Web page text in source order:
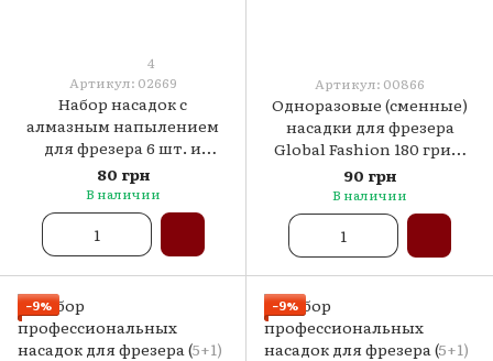
4
Артикул: 02669
Набор насадок с
алмазным напылением
для фрезера 6 шт. и
сменные колпачки 6 шт.
80 грн
В наличии
Артикул: 00866
Одноразовые (сменные)
насадки для фрезера
Global Fashion 180 грит,
50 шт.
90 грн
В наличии
−9% −9%